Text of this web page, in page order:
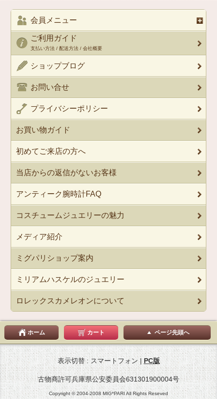
会員メニュー
ご利用ガイド
支払い方法 / 配送方法 / 会社概要
ショップブログ
お問い合せ
プライバシーポリシー
お買い物ガイド
初めてご来店の方へ
当店からの返信がないお客様
アンティーク腕時計FAQ
コスチュームジュエリーの魅力
メディア紹介
ミグパリショップ案内
ミリアムハスケルのジュエリー
ロレックスカメレオンについて
ホーム カート ページ先頭へ
表示切替 : スマートフォン |PC版
古物商許可兵庫県公安委員会631301900004号
Copyright © 2004-2008 MIG*PARI All Rights Reseved